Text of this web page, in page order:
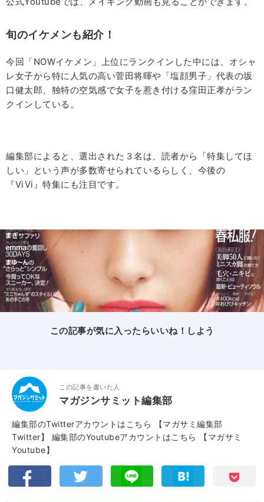
旬のイケメンも紹介！
今回「NOWイケメン」上位にランクインした中には、オシャ
レ女子から特に人気の高い菅田将暉や「塩顔男子」代表の坂
口健太郎、独特の空気感で女子を惹き付ける窪田正孝がラン
クインしている。
編集部によると、選出された３名は、読者から「特集してほ
しい」という声が多数寄せられているらしく、今後の
『ViVi』特集にも注目です。
この記事が気に入ったらいいね！しよう
この記事を書いた人
マガジンサミット編集部
編集部のTwitterアカウントはこちら
【マガサミ編集部
Twitter】
編集部のYoutubeアカウントはこちら
【マガサミ
Youtube】